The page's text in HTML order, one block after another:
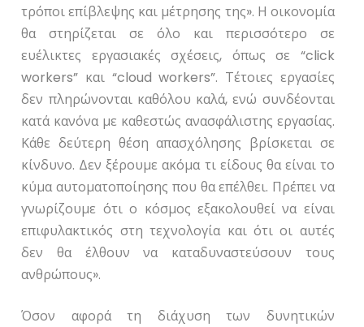
τρόποι επίβλεψης και μέτρησης της». Η οικονομία
θα στηρίζεται σε όλο και περισσότερο σε
ευέλικτες εργασιακές σχέσεις, όπως σε “click
workers” και “cloud workers”. Τέτοιες εργασίες
δεν πληρώνονται καθόλου καλά, ενώ συνδέονται
κατά κανόνα με καθεστώς ανασφάλιστης εργασίας.
Κάθε δεύτερη θέση απασχόλησης βρίσκεται σε
κίνδυνο. Δεν ξέρουμε ακόμα τι είδους θα είναι το
κύμα αυτοματοποίησης που θα επέλθει. Πρέπει να
γνωρίζουμε ότι ο κόσμος εξακολουθεί να είναι
επιφυλακτικός στη τεχνολογία και ότι οι αυτές
δεν θα έλθουν να καταδυναστεύσουν τους
ανθρώπους».
Όσον αφορά τη διάχυση των δυνητικών